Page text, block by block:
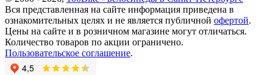
Вся представленная на сайте информация приведена в
ознакомительных целях и не является публичной офертой.
Цены на сайте и в розничном магазине могут отличаться.
Количество товаров по акции ограничено.
Пользовательское соглашение.